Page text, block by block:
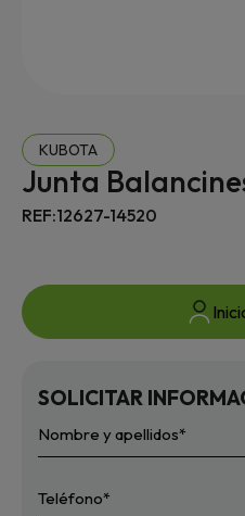
KUBOTA
Junta
REF:12627-14520
SOLICITAR